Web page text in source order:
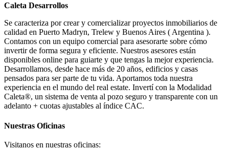
Caleta Desarrollos
Se caracteriza por crear y comercializar proyectos inmobiliarios de
calidad en Puerto Madryn, Trelew y Buenos Aires ( Argentina ).
Contamos con un equipo comercial para asesorarte sobre cómo
invertir de forma segura y eficiente. Nuestros asesores están
disponibles online para guiarte y que tengas la mejor experiencia.
Desarrollamos, desde hace más de 20 años, edificios y casas
pensados para ser parte de tu vida. Aportamos toda nuestra
experiencia en el mundo del real estate. Invertí con la Modalidad
Caleta®, un sistema de venta al pozo seguro y transparente con un
adelanto + cuotas ajustables al índice CAC.
Nuestras Oficinas
Visitanos en nuestras oficinas: